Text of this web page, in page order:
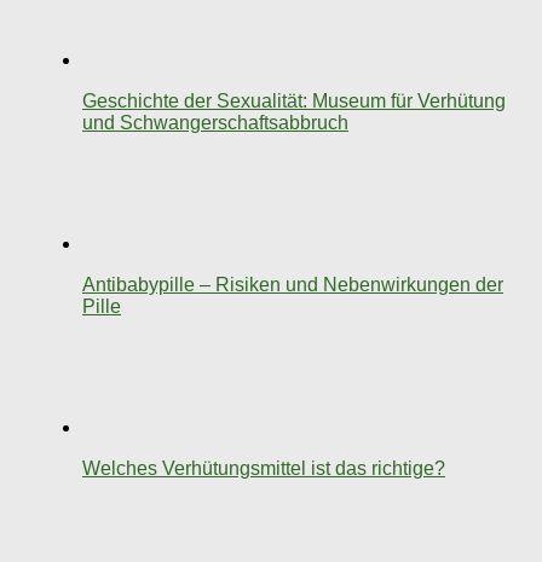
Geschichte der Sexualität: Museum für Verhütung
und Schwangerschaftsabbruch
Antibabypille – Risiken und Nebenwirkungen der
Pille
Welches Verhütungsmittel ist das richtige?